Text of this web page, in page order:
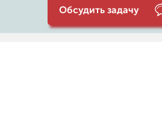
Обсудить задачу